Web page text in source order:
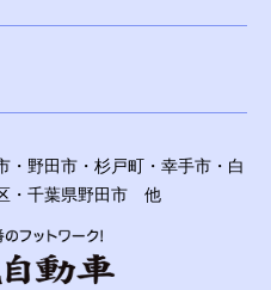
・野田市・杉戸町・幸手市・白
・千葉県野田市 他